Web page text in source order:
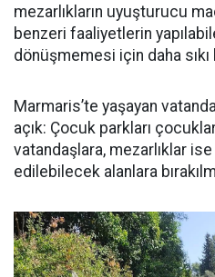
mezarlıkların uyuşturucu
benzeri faaliyetlerin
dönüşmemesi için daha sıkı
Marmaris’te yaşayan
açık: Çocuk parkları
vatandaşlara, mezarlıklar
edilebilecek alanlara